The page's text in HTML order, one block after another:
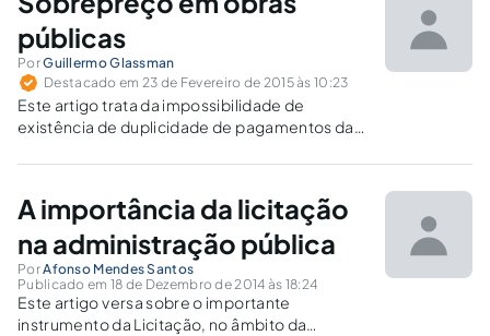
públicas
PorGuillermo Glassman
Destacado em 23 de Fevereiro de 2015 às 10:23
Este artigo trata da impossibilidade de
existência de duplicidade de pagamentos da
que o contrato inclua custos administrativos,
planilhas de quantidades e preços diretos
A importância da licitação
na administração pública
PorAfonso Mendes Santos
Publicado em 18 de Dezembro de 2014 às 18:24
Este artigo versa sobre o importante
instrumento da Licitação, no âmbito da